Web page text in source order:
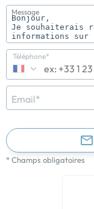
Message
Téléphone*
Email*
* Champs obligatoires